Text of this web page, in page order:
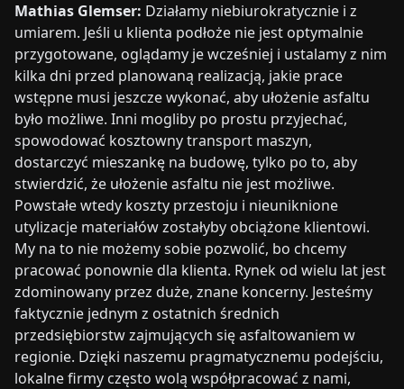
Mathias Glemser: Działamy niebiurokratycznie i z
umiarem. Jeśli u klienta podłoże nie jest optymalnie
przygotowane, oglądamy je wcześniej i ustalamy z nim
kilka dni przed planowaną realizacją, jakie prace
wstępne musi jeszcze wykonać, aby ułożenie asfaltu
było możliwe. Inni mogliby po prostu przyjechać,
spowodować kosztowny transport maszyn,
dostarczyć mieszankę na budowę, tylko po to, aby
stwierdzić, że ułożenie asfaltu nie jest możliwe.
Powstałe wtedy koszty przestoju i nieuniknione
utylizacje materiałów zostałyby obciążone klientowi.
My na to nie możemy sobie pozwolić, bo chcemy
pracować ponownie dla klienta. Rynek od wielu lat jest
zdominowany przez duże, znane koncerny. Jesteśmy
faktycznie jednym z ostatnich średnich
przedsiębiorstw zajmujących się asfaltowaniem w
regionie. Dzięki naszemu pragmatycznemu podejściu,
lokalne firmy często wolą współpracować z nami,